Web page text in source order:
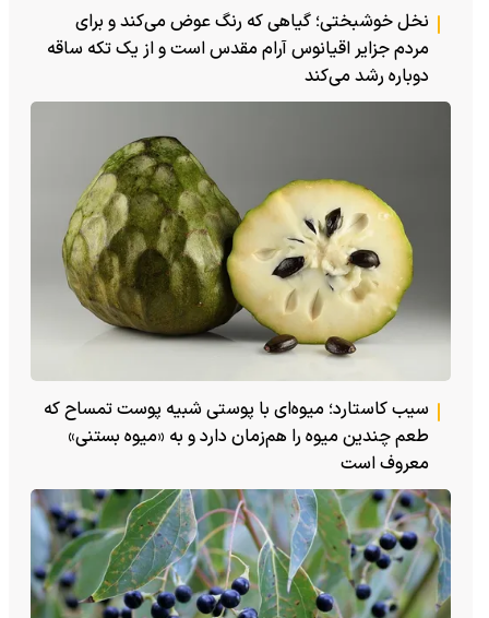
نخل خوشبختی؛ گیاهی که رنگ عوض می‌کند و برای
مردم جزایر اقیانوس آرام مقدس است و از یک تکه ساقه
دوباره رشد می‌کند
سیب کاستارد؛ میوه‌ای با پوستی شبیه پوست تمساح که
طعم چندین میوه را هم‌زمان دارد و به «میوه بستنی»
معروف است